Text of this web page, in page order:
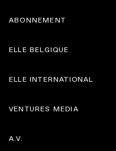
ABONNEMENT
ELLE BELGIQUE
ELLE INTERNATIONAL
VENTURES MEDIA
A.V.